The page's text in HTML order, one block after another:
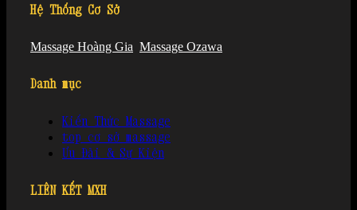
Hệ Thống Cơ Sở
Massage Hoàng Gia Massage Ozawa
Danh mục
Kiến Thức Massage
top cơ sở massage
Ưu Đãi & Sự Kiện
LIÊN KẾT MXH